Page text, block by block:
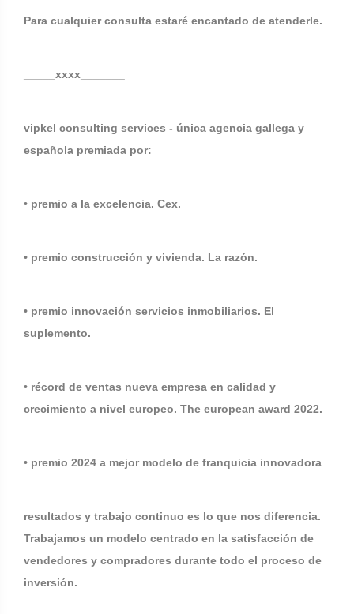
Para cualquier consulta estaré encantado de atenderle.
_____xxxx_______
vipkel consulting services - única agencia gallega y
española premiada por:
• premio a la excelencia. Cex.
• premio construcción y vivienda. La razón.
• premio innovación servicios inmobiliarios. El
suplemento.
• récord de ventas nueva empresa en calidad y
crecimiento a nivel europeo. The european award 2022.
• premio 2024 a mejor modelo de franquicia innovadora
resultados y trabajo continuo es lo que nos diferencia.
Trabajamos un modelo centrado en la satisfacción de
vendedores y compradores durante todo el proceso de
inversión.